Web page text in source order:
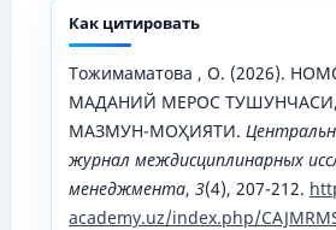
Как цитировать
Тожимаматова , О. (2026).
МАДАНИЙ МЕРОС
МАЗМУН-МОҲИЯТИ.
журнал междисциплинарных
менеджмента, 3(4), 207-212.
academy.uz/index.php/